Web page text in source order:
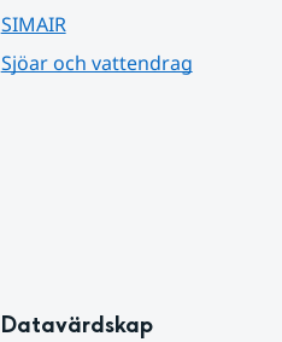
SIMAIR
Sjöar och vattendrag
Datavärdskap